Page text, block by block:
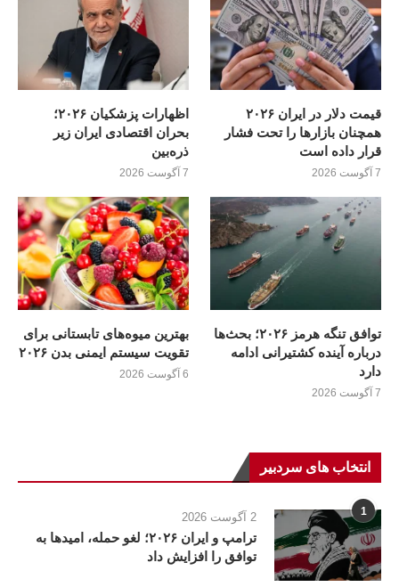
قیمت دلار در ایران ۲۰۲۶
همچنان بازارها را تحت فشار
قرار داده است
7 آگوست 2026
اظهارات پزشکیان ۲۰۲۶؛
بحران اقتصادی ایران زیر
ذره‌بین
7 آگوست 2026
توافق تنگه هرمز ۲۰۲۶؛ بحث‌ها
درباره آینده کشتیرانی ادامه
دارد
7 آگوست 2026
بهترین میوه‌های تابستانی برای
تقویت سیستم ایمنی بدن ۲۰۲۶
6 آگوست 2026
انتخاب های سردبیر
1 2 آگوست 2026
ترامپ و ایران ۲۰۲۶؛ لغو حمله، امیدها به
توافق را افزایش داد